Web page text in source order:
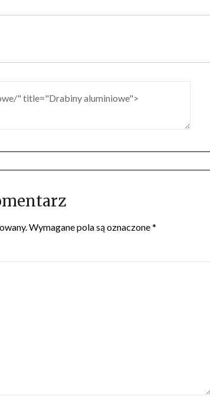
Wymagane pola są oznaczone*